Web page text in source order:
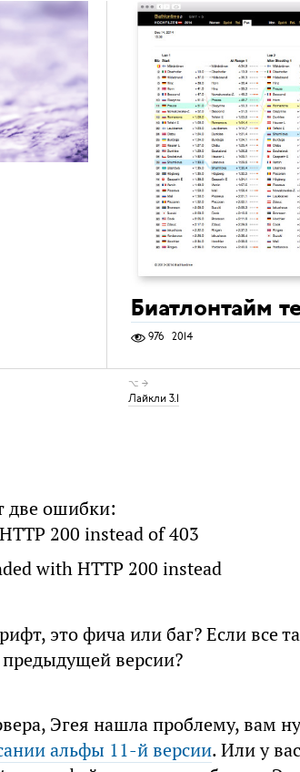
Биатлонтайм
976 2014
⌥ →
Лайкли 3.1
две ошибки:
200 instead of 403
with HTTP 200 instead
это фича или баг? Если все
версии?
Эгея нашла проблему, вам
альфы 11-й версии. Или у